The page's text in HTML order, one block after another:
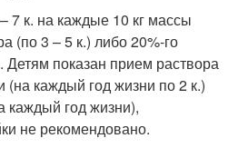
7 к. на каждые 10 кг массы
(по 3 – 5 к.) либо 20%-го
Детям показан прием раствора
(на каждый год жизни по 2 к.)
каждый год жизни),
не рекомендовано.